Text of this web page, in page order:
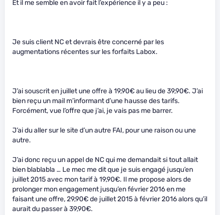
Et il me semble en avoir fait l’expérience il y a peu :
Je suis client NC et devrais être concerné par les
augmentations récentes sur les forfaits Labox.
J’ai souscrit en juillet une offre à 19,90€ au lieu de 39,90€. J’ai
bien reçu un mail m’informant d’une hausse des tarifs.
Forcément, vue l’offre que j’ai, je vais pas me barrer.
J’ai du aller sur le site d’un autre FAI, pour une raison ou une
autre.
J’ai donc reçu un appel de NC qui me demandait si tout allait
bien blablabla … Le mec me dit que je suis engagé jusqu’en
juillet 2015 avec mon tarif à 19,90€. Il me propose alors de
prolonger mon engagement jusqu’en février 2016 en me
faisant une offre, 29,90€ de juillet 2015 à février 2016 alors qu’il
aurait du passer à 39,90€.